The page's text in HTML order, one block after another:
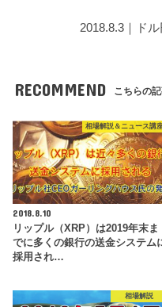
2018.8.3｜ド
RECOMMEND こちらの
相場解説＆ニュース講
2018.8.10
リップル（XRP）は2019年末ま
でに多くの銀行の送金システム
採用され…
相場解説